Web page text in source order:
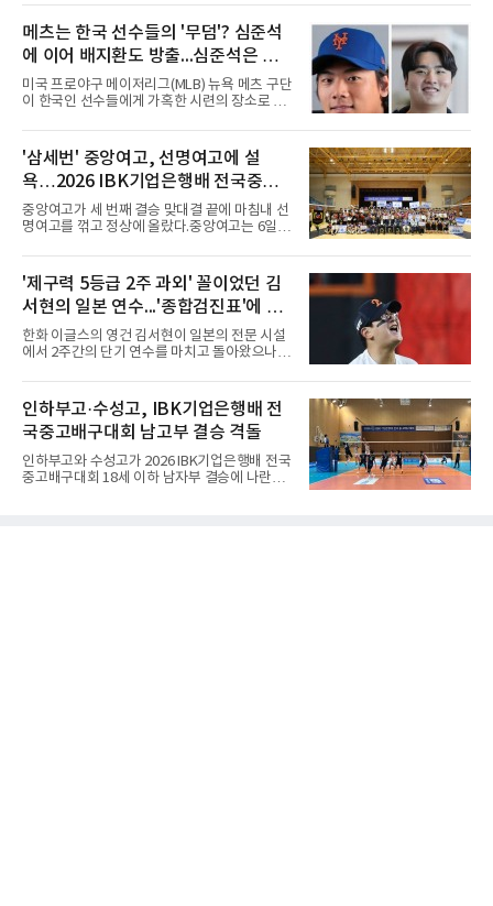
독은 단순히 더위를 이야기하지 않았다. 우천,
폭염, 부상 등 변수가 늘어나는 현실에서 현재
팀당 144경기 체제가 과연 지속 가능한지 질문
을 던졌다.물론 144경기가 세계적으로 특별히
많은 숫자는 아니다. 메이저리그는 팀당 162경
기, 일본프로야구도 143~144경기를 치른다. 숫
자만 놓고 보면 KBO가 유난히 혹사 구조라고 말
비교하기 어려울 정도로 폭염이 길어지고 강해
지고 있다. 여기에 장마, 이
메츠는 한국 선수들의 '무덤'? 심준석
에 이어 배지환도 방출...심준석은 이
미 귀국, 배지환은 미국 잔류할 듯
미국 프로야구 메이저리그(MLB) 뉴욕 메츠 구단
이 한국인 선수들에게 가혹한 시련의 장소로 전
대형 유망주로 기대를 모았던 투수 심준석에 이
어, 빅리그 경력을 지닌 내외야수 배지환까지 연
달아 뉴욕 메츠 산하 마이너리그에서 방출 통보
를 받는 아픔을 겪었다. 두 선수의 동반 이탈은
메츠 구단이 유독 한국 선수들에게 '기회의 땅'이
아닌 '무덤'처럼 작용하고 있음을 방증하고 있다.
고교 시절 시속 160km에 달하는 강속구로 큰 스
리츠와 마이애미 말린스를 거쳐 메츠에 둥지를
틀며 반등을 노렸으나
'삼세번' 중앙여고, 선명여고에 설
욕…2026 IBK기업은행배 전국중고
배구대회 우승
중앙여고가 세 번째 결승 맞대결 끝에 마침내 선
명여고를 꺾고 정상에 올랐다.중앙여고는 6일
행배 전국중고배구대회 18세 이하 여자부 결승
에서 선명여고를 세트스코어 3-1(13-25, 25-14,
25-17, 25-10)로 물리치고 우승을 차지했다.첫
세트를 13-25로 내주며 불안하게 출발한 중앙여
고는 이후 조직력을 되찾아 2세트부터 경기 주
도권을 완전히 장악했다. 강한 서브와 탄탄한 수
비를 앞세워 내리 세 세트를 따내며 짜릿한 역전
권대회 결승에서 모두 선명여고에 패해 준우승
에 머물렀다. 그러나 세 번째
'제구력 5등급 2주 과외' 꼴이었던 김
서현의 일본 연수...'종합검진표'에 불
과
한화 이글스의 영건 김서현이 일본의 전문 시설
에서 2주간의 단기 연수를 마치고 돌아왔으나,
출하며 야구 팬들과 전문가들 사이에 씁쓸한 뒷
맛을 남기고 있다.출국 당시만 해도 선수의 고질
적인 제구 문제를 해결할 특효약이 될 것처럼 포
장되었던 이번 연수는, 뚜껑을 열어보니 '제구력
5등급에게 2주짜리 족집게 과외를 붙여 1등급을
기대한 꼴'이었다는 냉정한 평가를 피하기 어렵
게 됐다.야구에서 투수의 제구력은 오랜 시간 투
인하부고·수성고, IBK기업은행배 전
국중고배구대회 남고부 결승 격돌
인하부고와 수성고가 2026 IBK기업은행배 전국
중고배구대회 18세 이하 남자부 결승에 나란히